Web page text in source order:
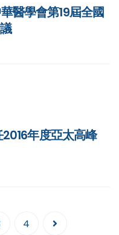
醫學會第19屆全國
年度亞太高峰
4